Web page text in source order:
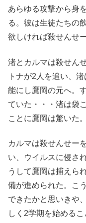
あらゆる攻撃から身
る。彼は生徒たちの
欲しければ殺せんせ
渚とカルマは殺せん
トナが2人を追い、
能にし鷹岡の元へ。
ていた・・・渚は袋
ことに鷹岡は驚いた。
カルマは殺せんせー
い、ウイルスに侵さ
うして鷹岡は捕えら
備が進められた。こ
できたかと思いきや
しく2学期を始めるこ